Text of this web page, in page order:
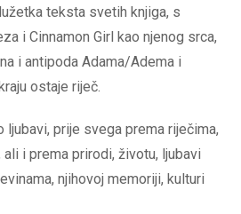
teksta svetih knjiga, s
i Cinnamon Girl kao njenog srca,
i antipoda Adama/Adema i
ostaje riječ.
ljubavi, prije svega prema riječima,
i prema prirodi, životu, ljubavi
njihovoj memoriji, kulturi